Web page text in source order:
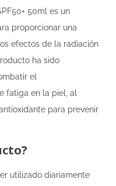
50ml es un
proporcionar una
efectos de la radiación
ha sido
el
fatiga en la piel, al
para prevenir
utilizado diariamente